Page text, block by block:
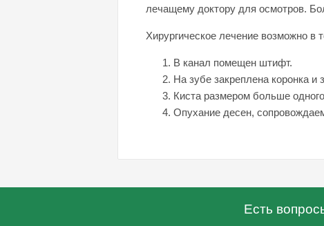
лечащему доктору для осмотров.
Хирургическое лечение возможно в
В канал помещен штифт.
На зубе закреплена коронка
Киста размером больше
Опухание десен,
Есть